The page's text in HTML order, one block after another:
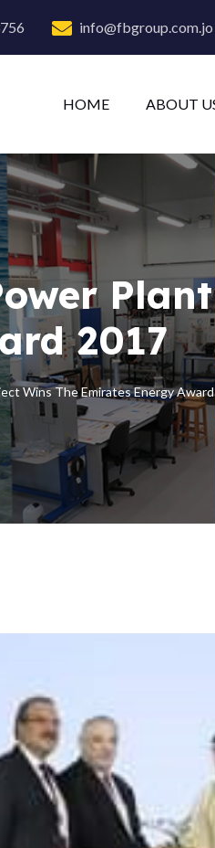
info@fbgroup.com.jo
HOME ABOUT
2017
Wins The Emirates Energy